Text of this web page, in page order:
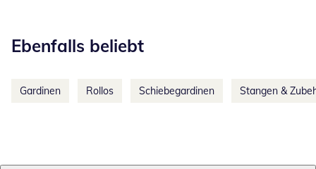
Ebenfalls beliebt
Gardinen Rollos Schiebegardinen Stangen &